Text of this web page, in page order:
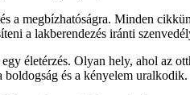
a megbízhatóságra. Minden
a lakberendezés iránti
életérzés. Olyan hely, ahol az
és a kényelem uralkodik.